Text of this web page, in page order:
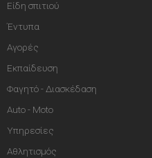
Είδη σπιτιού
Έντυπα
Αγορές
Εκπαίδευση
Φαγητό - Διασκέδαση
Auto - Moto
Υπηρεσίες
Αθλητισμός